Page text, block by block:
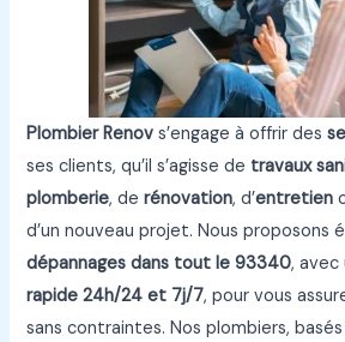
Plombier Renov s’engage à offrir des
ses clients, qu’il s’agisse de travaux
plomberie, derénovation, d’entretien
d’un nouveau projet. Nous proposons
dépannages dans tout le 93340, avec
rapide 24h/24 et 7j/7, pour vous
sans contraintes. Nos plombiers,